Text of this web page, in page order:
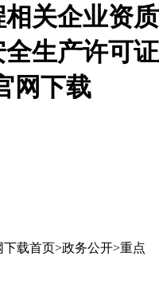
关企业资质
生产许可证
网下载
载首页>政务公开>重点